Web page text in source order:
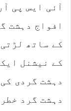
آئی ایس پی
افواج دہشت
کے ساتھ
دہشت گردی
دہشت گرد